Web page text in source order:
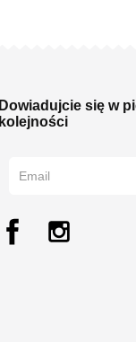
Dowiadujcie się w
kolejności